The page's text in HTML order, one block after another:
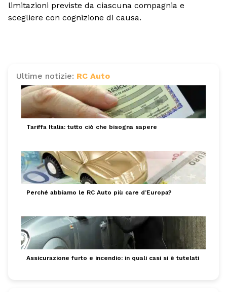
limitazioni previste da ciascuna compagnia e
scegliere con cognizione di causa.
Ultime notizie: RC Auto
Tariffa Italia: tutto ciò che bisogna sapere
Perché abbiamo le RC Auto più care d’Europa?
Assicurazione furto e incendio: in quali casi si è tutelati